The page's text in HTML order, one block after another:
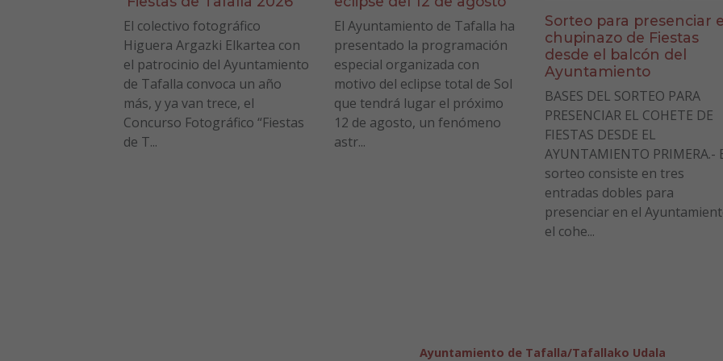
El colectivo fotográfico
Higuera Argazki Elkartea con
el patrocinio del Ayuntamiento
de Tafalla convoca un año
más, y ya van trece, el
Concurso Fotográfico “Fiestas
de T...
El Ayuntamiento de Tafalla ha
presentado la programación
especial organizada con
motivo del eclipse total de Sol
que tendrá lugar el próximo
12 de agosto, un fenómeno
astr...
Sorteo para presenciar el
chupinazo de Fiestas
desde el balcón del
Ayuntamiento
BASES DEL SORTEO PARA
PRESENCIAR EL COHETE DE
FIESTAS DESDE EL
AYUNTAMIENTO PRIMERA.-
sorteo consiste en tres
entradas dobles para
presenciar en el
el cohe...
Ayuntamiento de Tafalla/Tafallako Udala